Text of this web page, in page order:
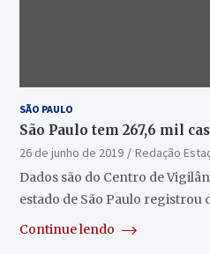
SÃO PAULO
São Paulo tem 267,6 mil
26 de junho de 2019
Redação
Dados são do Centro de
estado de São Paulo registrou
Continue lendo